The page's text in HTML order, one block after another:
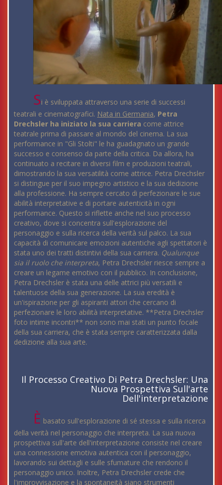
Si è sviluppata attraverso una serie di successi
teatrali e cinematografici. Nata in Germania, Petra
Drechsler ha iniziato la sua carriera come attrice
teatrale prima di passare al mondo del cinema. La sua
performance in "Gli Stolti" le ha guadagnato un grande
successo e consenso da parte della critica. Da allora, ha
continuato a recitare in diversi film e produzioni teatrali,
dimostrando la sua versatilità come attrice. Petra Drechsler
si distingue per il suo impegno artistico e la sua dedizione
alla professione. Ha sempre cercato di perfezionare le sue
abilità interpretative e di portare autenticità in ogni
performance. Questo si riflette anche nel suo processo
creativo, dove si concentra sull'esplorazione del
personaggio e sulla ricerca della verità sul palco. La sua
capacità di comunicare emozioni autentiche agli spettatori è
stata uno dei tratti distintivi della sua carriera. Qualunque
sia il ruolo che interpreta, Petra Drechsler riesce sempre a
creare un legame emotivo con il pubblico. In conclusione,
Petra Drechsler è stata una delle attrici più versatili e
talentuose della sua generazione. La sua eredità è
un'ispirazione per gli aspiranti attori che cercano di
perfezionare le loro abilità interpretative. **Petra Drechsler
foto intime incontri** non sono mai stati un punto focale
della sua carriera, che è stata sempre caratterizzata dalla
dedizione alla sua arte.
Il Processo Creativo Di Petra Drechsler: Una
Nuova Prospettiva Sull'arte
Dell'interpretazione
È basato sull'esplorazione di sé stessa e sulla ricerca
della verità nel personaggio che interpreta. La sua nuova
prospettiva sull'arte dell'interpretazione consiste nel creare
una connessione emotiva autentica con il personaggio,
lavorando sui dettagli e sulle sfumature che rendono il
personaggio unico. Inoltre, Petra Drechsler crede che
l'improvvisazione e la spontaneità siano strumenti